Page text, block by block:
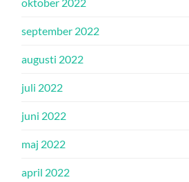
september 2022
augusti 2022
juli 2022
juni 2022
maj 2022
april 2022